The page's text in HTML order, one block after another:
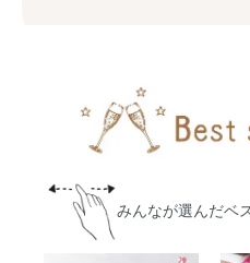
みんなが選んだベ